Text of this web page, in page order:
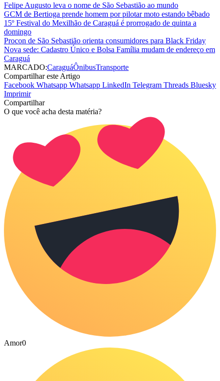
Felipe Augusto leva o nome de São Sebastião ao mundo
GCM de Bertioga prende homem por pilotar moto estando bêbado
15º Festival do Mexilhão de Caraguá é prorrogado de quinta a
domingo
Procon de São Sebastião orienta consumidores para Black Friday
Nova sede: Cadastro Único e Bolsa Família mudam de endereço em
Caraguá
MARCADO:CaraguáÔnibusTransporte
Compartilhar este Artigo
Facebook Whatsapp Whatsapp LinkedIn Telegram Threads Bluesky
Imprimir
Compartilhar
O que você acha desta matéria?
Amor0